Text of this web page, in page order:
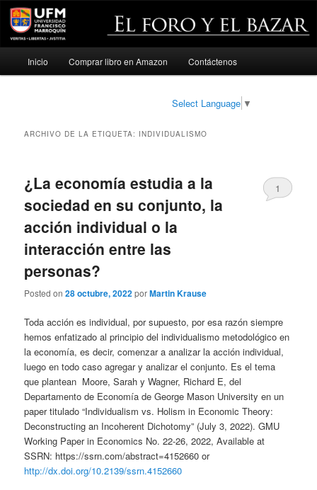
Ir
Ir
Inicio Comprar libro en Amazon Contáctenos
Select Language ▼
ARCHIVO DE LA ETIQUETA: INDIVIDUALISMO
¿La economía estudia a la
sociedad en su conjunto, la
acción individual o la
interacción entre las
personas?
Posted on28 octubre, 2022porMartin Krause
1
Toda acción es individual, por supuesto, por esa razón siempre
hemos enfatizado al principio del individualismo metodológico en
la economía, es decir, comenzar a analizar la acción individual,
luego en todo caso agregar y analizar el conjunto. Es el tema
que plantean Moore, Sarah y Wagner, Richard E, del
Departamento de Economía de George Mason University en un
paper titulado “Individualism vs. Holism in Economic Theory:
Deconstructing an Incoherent Dichotomy” (July 3, 2022). GMU
Working Paper in Economics No. 22-26, 2022, Available at
SSRN: https://ssrn.com/abstract=4152660 or
http://dx.doi.org/10.2139/ssrn.4152660